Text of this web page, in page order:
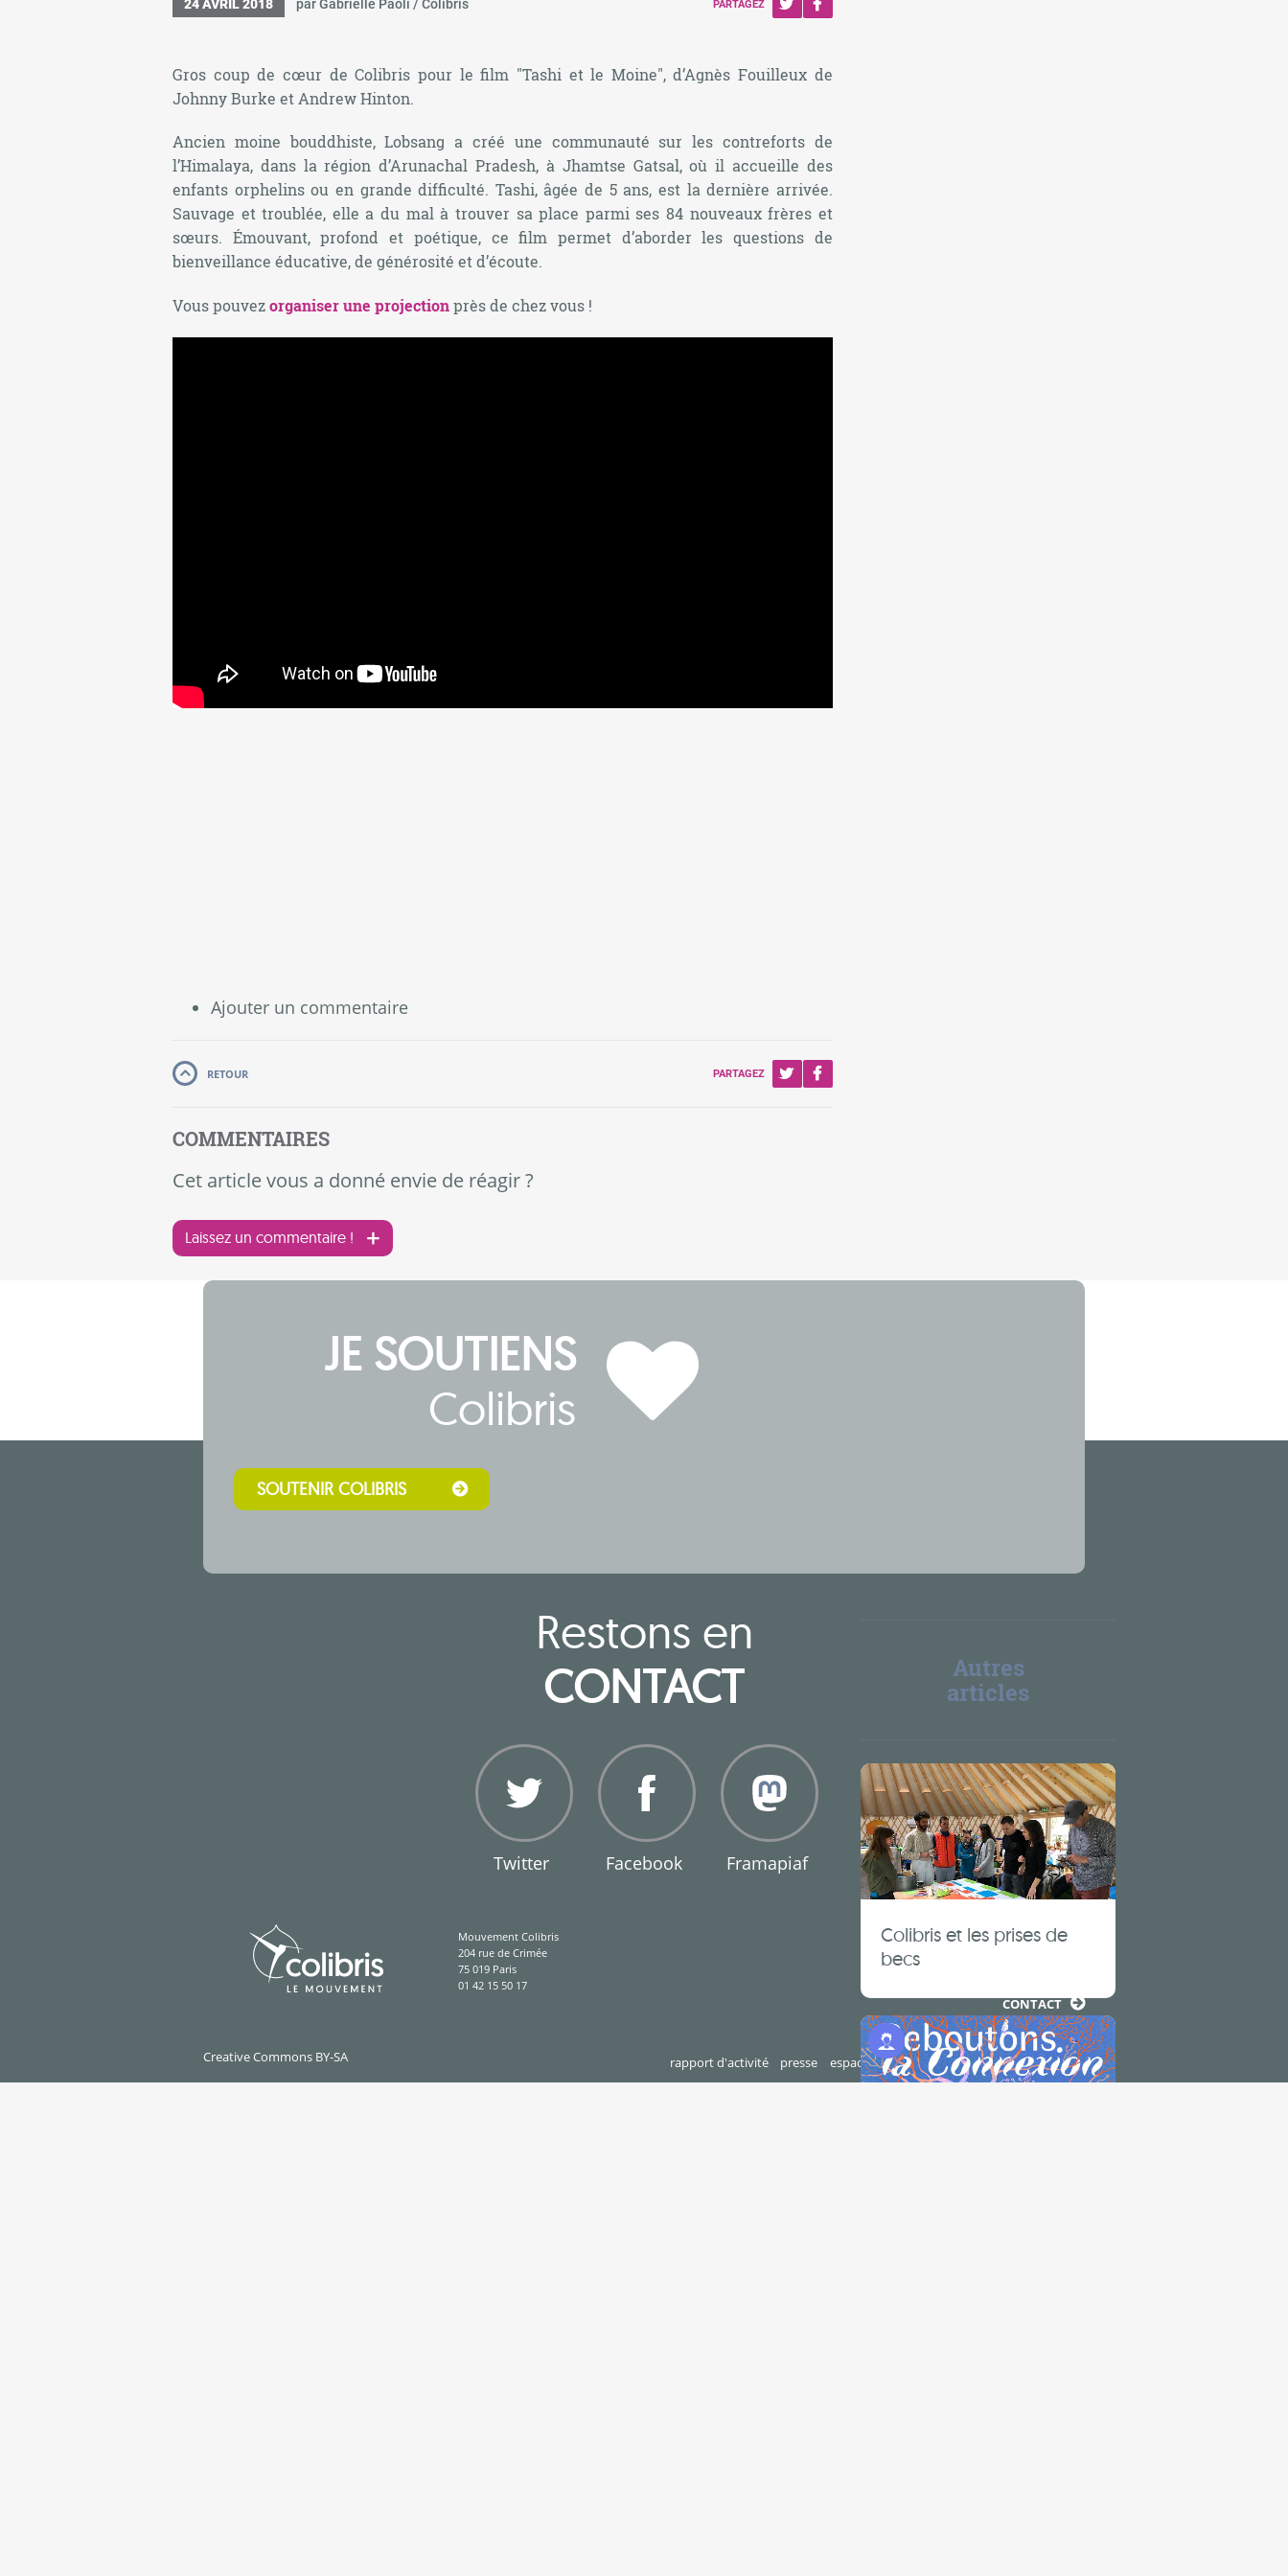
24 AVRIL 2018 par Gabrielle Paoli / Colibris PARTAGEZ
Gros coup de cœur de Colibris pour le film "Tashi et le Moine", d’Agnès Fouilleux de
Johnny Burke et Andrew Hinton.
Ancien moine bouddhiste, Lobsang a créé une communauté sur les contreforts de
l’Himalaya, dans la région d’Arunachal Pradesh, à Jhamtse Gatsal, où il accueille des
enfants orphelins ou en grande difficulté. Tashi, âgée de 5 ans, est la dernière arrivée.
Sauvage et troublée, elle a du mal à trouver sa place parmi ses 84 nouveaux frères et
sœurs. Émouvant, profond et poétique, ce film permet d’aborder les questions de
bienveillance éducative, de générosité et d’écoute.
Vous pouvezorganiser une projectionprès de chez vous !
Autres
articles
Colibris et les prises de
becs
Programme Jeunes
Ajouter un commentaire
RETOUR PARTAGEZ
COMMENTAIRES
Cet article vous a donné envie de réagir ?
Laissez un commentaire !
JE SOUTIENS
Colibris
SOUTENIR COLIBRIS
Restons en
CONTACT
Twitter Facebook Framapiaf
Mouvement Colibris
204 rue de Crimée
75 019 Paris
01 42 15 50 17
CONTACT
Creative Commons BY-SA rapport d'activité presse espace cotisants mentions légales & crédits